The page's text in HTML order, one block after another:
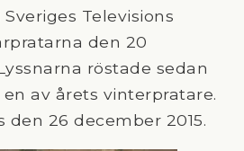
Televisions
den 20
röstade sedan
av årets vinterpratare.
den 26 december 2015.